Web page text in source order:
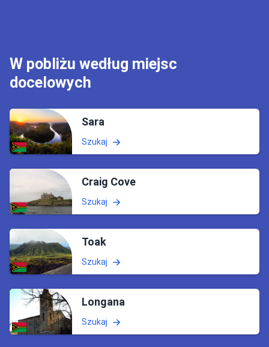
W pobliżu według miejsc
docelowych
Sara
Szukaj
Craig Cove
Szukaj
Toak
Szukaj
Longana
Szukaj